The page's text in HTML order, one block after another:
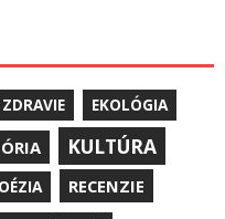
EKOLÓGIA
KULTÚRA
RECENZIE